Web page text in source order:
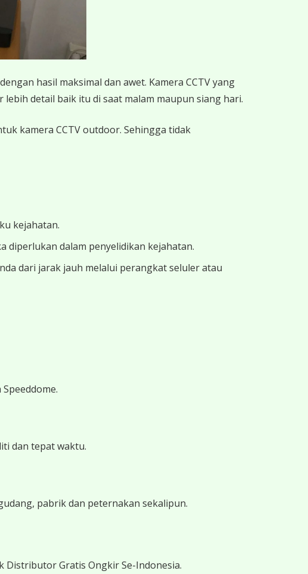
hasil maksimal dan awet. Kamera CCTV yang
detail baik itu di saat malam maupun siang hari.
kamera CCTV outdoor. Sehingga tidak
kejahatan.
diperlukan dalam penyelidikan kejahatan.
dari jarak jauh melalui perangkat seluler atau
dan tepat waktu.
pabrik dan peternakan sekalipun.
Distributor Gratis Ongkir Se-Indonesia.